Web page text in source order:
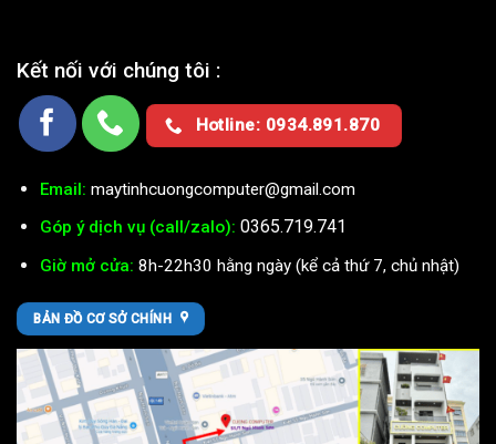
Kết nối với chúng tôi :
Hotline: 0934.891.870
Email: maytinhcuongcomputer@gmail.com
Góp ý dịch vụ (call/zalo): 0365.719.741
Giờ mở cửa: 8h-22h30 hằng ngày (kể cả thứ 7, chủ nhật)
BẢN ĐỒ CƠ SỞ CHÍNH